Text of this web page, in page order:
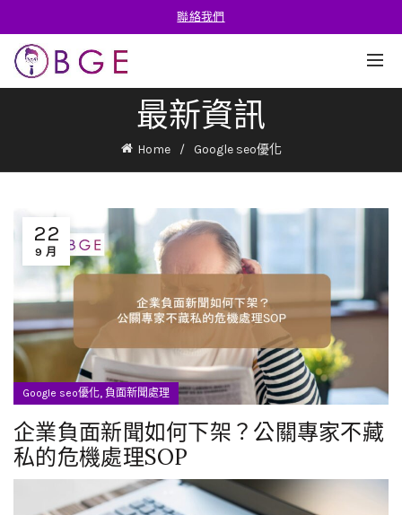
聯絡我們
最新資訊
Home Google seo優化
22
9 月
Google seo優化, 負面新聞處理
企業負面新聞如何下架？公關專家不藏
私的危機處理SOP